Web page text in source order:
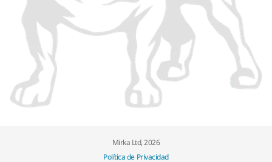
Mirka Ltd, 2026
Política de Privacidad